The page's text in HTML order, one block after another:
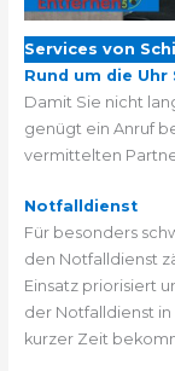
Services von
Rund um die Uhr
Damit Sie nicht
genügt ein Anruf
vermittelten
Notfalldienst
Für besonders
den Notfalldienst
Einsatz priorisiert
der Notfalldienst in
kurzer Zeit